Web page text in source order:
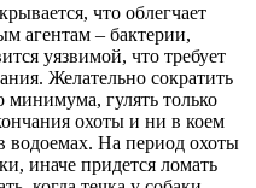
что облегчает
агентам – бактерии,
уязвимой, что требует
Желательно сократить
гулять только
охоты и ни в коем
водоемах. На период охоты
иначе придется ломать